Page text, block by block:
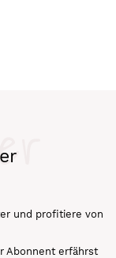
und profitiere von
Abonnent erfährst